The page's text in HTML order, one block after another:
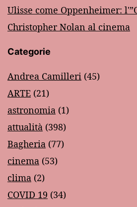
Ulisse come Oppenheimer:
Christopher Nolan al cinema
Categorie
Andrea Camilleri (45)
ARTE (21)
astronomia (1)
attualità (398)
Bagheria (77)
cinema (53)
clima (2)
COVID 19 (34)